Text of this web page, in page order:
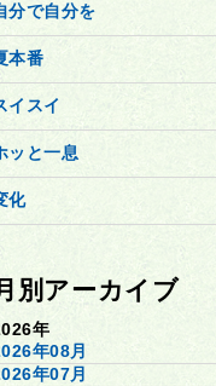
分で自分を
本番
イスイ
ッと一息
化
別アーカイブ
年
年08月
年07月